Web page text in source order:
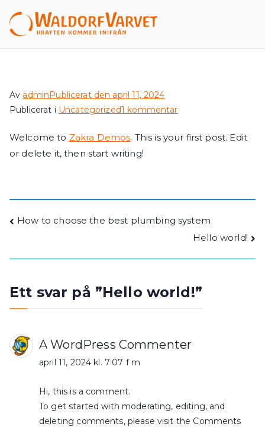
till
innehåll
Av adminPublicerat den april 11, 2024
Publicerat i Uncategorized1 kommentartill
world!
Welcome to Zakra Demos. This is your first post. Edit
or delete it, then start writing!
Inläggsnavigering
How to choose the best plumbing system
Hello world!
Ett svar på ”Hello world!”
A WordPress Commenter
april 11, 2024 kl. 7:07 f m
Hi, this is a comment.
To get started with moderating, editing, and
deleting comments, please visit the Comments